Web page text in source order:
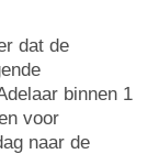
dat de
binnen 1
voor
naar de